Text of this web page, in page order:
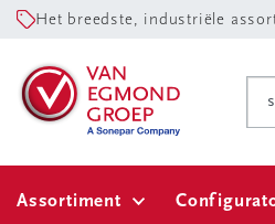
Het breedste, industriële
Assortiment